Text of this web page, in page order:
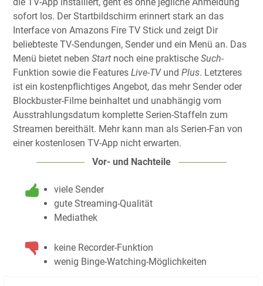
sofort los. Der Startbildschirm erinnert stark an das
Interface von Amazons Fire TV Stick und zeigt Dir
beliebteste TV-Sendungen, Sender und ein Menü an. Das
Menü bietet neben Start noch eine praktische Such-
Funktion sowie die Features Live-TVund Plus. Letzteres
ist ein kostenpflichtiges Angebot, das mehr Sender oder
Blockbuster-Filme beinhaltet und unabhängig vom
Ausstrahlungsdatum komplette Serien-Staffeln zum
Streamen bereithält. Mehr kann man als Serien-Fan von
einer kostenlosen TV-App nicht erwarten.
Vor- und Nachteile
viele Sender
gute Streaming-Qualität
Mediathek
keine Recorder-Funktion
wenig Binge-Watching-Möglichkeiten